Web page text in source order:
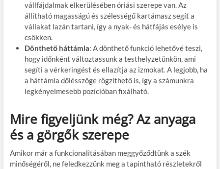
vállfájdalmak elkerülésében óriási szerepe van. Az
állítható magasságú és szélességű kartámasz segít a
vállakat lazán tartani, így a nyak- és hátfájás esélye is
csökken.
Dönthető háttámla: A dönthető funkció lehetővé teszi,
hogy időnként változtassunk a testhelyzetünkön, ami
segíti a vérkeringést és ellazítja az izmokat. A legjobb, ha
a háttámla dőlésszöge rögzíthető is, így a számunkra
legkényelmesebb pozícióban fixálható.
Mire figyeljünk még? Az anyaga
és a görgők szerepe
Amikor már a funkcionalitásában meggyőződtünk a szék
minőségéről, ne feledkezzünk meg a tapintható részletekről